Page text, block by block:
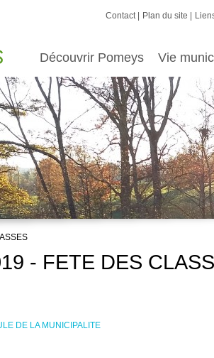
Contact Plan du site
Découvrir Pomeys Vie
- FETE DES
DE LA MUNICIPALITE